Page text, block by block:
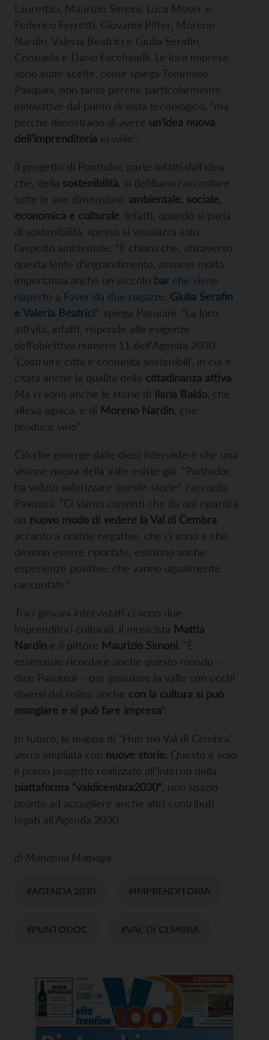
Laurettici, Maurizio Simoni, Luca Moser e
Federico Ferretti, Giovanni Piffer, Moreno
Nardin, Valeria Beatrici e Giulia Serafin,
Consuelo e Dario Facchinelli. Le loro imprese
sono state scelte, come spiega Tommaso
Pasquini, non tanto perché particolarmente
innovative dal punto di vista tecnologico, “ma
perché dimostrano di avere un’idea nuova
dell’imprenditoria in valle”.
Il progetto di Puntodoc parte infatti dall’idea
che, della sostenibilità , si debbano raccontare
tutte le sue dimensioni: ambientale, sociale,
economica e culturale. Infatti, quando si parla
di sostenibilità, spesso si visualizza solo
l’aspetto ambientale. “È chiaro che, attraverso
questa lente d’ingrandimento, assume molta
importanza anche un piccolo bar che viene
riaperto a Faver da due ragazze, Giulia Serafin
e Valeria Beatrici”, spiega Pasquini. “La loro
attività, infatti, risponde alle esigenze
dell’obiettivo numero 11 dell’Agenda 2030,
‘Costruire città e comunità sostenibili’, in cui è
citata anche la qualità della cittadinanza attiva.
Ma ci sono anche le storie di Ilaria Baldo , che
alleva alpaca, e di Moreno Nardin , che
produce vino”.
Ciò che emerge dalle dieci interviste è che una
visione nuova della valle esiste già. “Puntodoc
ha voluto valorizzare queste storie”, racconta
Pasquini. “Ci siamo convinti che da qui ripartirà
un nuovo modo di vedere la Val di Cembra:
accanto a notizie negative, che ci sono e che
devono essere riportate, esistono anche
esperienze positive, che vanno ugualmente
raccontate”.
Tra i giovani intervistati ci sono due
imprenditori culturali, il musicista Mattia
Nardin e il pittore Maurizio Simoni. “È
essenziale ricordare anche questo mondo –
dice Pasquini – per guardare la valle con occhi
diversi dal solito: anche con la cultura si può
mangiare e si può fare impresa”.
In futuro, la mappa di “Hub tivì Val di Cembra”
verrà ampliata con nuove storie. Questo è solo
il primo progetto realizzato all’interno della
piattaforma “valdicembra2030” , uno spazio
pronto ad accogliere anche altri contributi
legati all’Agenda 2030.
di Marianna Malpaga
#AGENDA 2030 #IMPRENDITORIA
#PUNTODOC #VAL DI CEMBRA